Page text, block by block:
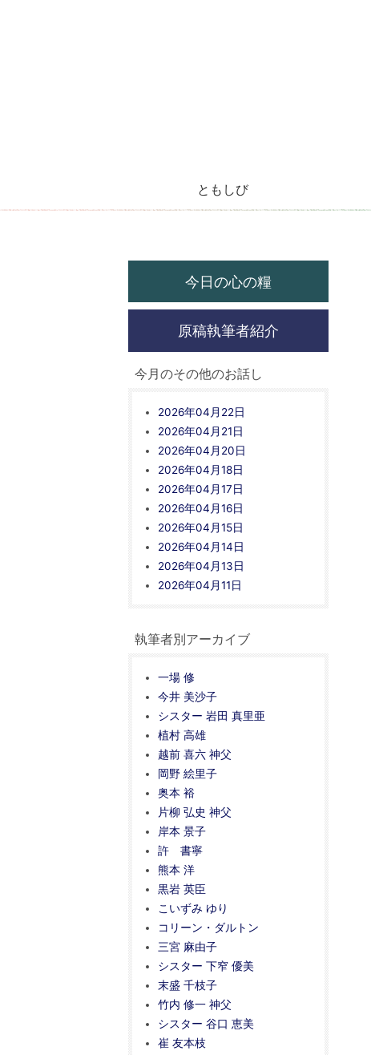
ともしび
今日の心の糧
原稿執筆者紹介
今月のその他のお話し
2026年04月22日
2026年04月21日
2026年04月20日
2026年04月18日
2026年04月17日
2026年04月16日
2026年04月15日
2026年04月14日
2026年04月13日
2026年04月11日
執筆者別アーカイブ
一場 修
今井 美沙子
シスター 岩田 真里亜
植村 高雄
越前 喜六 神父
岡野 絵里子
奥本 裕
片柳 弘史 神父
岸本 景子
許 書寧
熊本 洋
黒岩 英臣
こいずみ ゆり
コリーン・ダルトン
三宮 麻由子
シスター 下窄 優美
末盛 千枝子
竹内 修一 神父
シスター 谷口 恵美
崔 友本枝